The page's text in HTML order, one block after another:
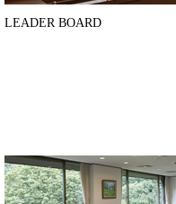
LEADER BOARD